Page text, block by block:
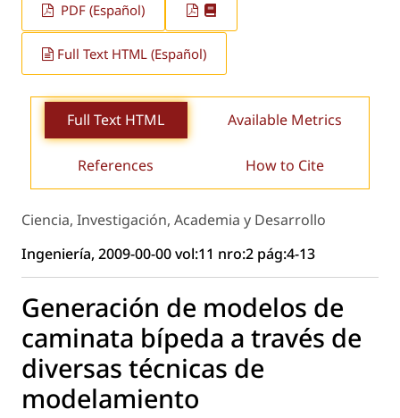
PDF (Español)
Full Text HTML (Español)
Full Text HTML Available Metrics
References How to Cite
Ciencia, Investigación, Academia y Desarrollo
Ingeniería, 2009-00-00 vol:11 nro:2 pág:4-13
Generación de modelos de
caminata bípeda a través de
diversas técnicas de
modelamiento